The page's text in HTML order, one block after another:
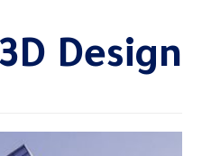
3D Design